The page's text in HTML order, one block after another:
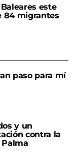
este
84 migrantes
paso para mí
y un
contra la